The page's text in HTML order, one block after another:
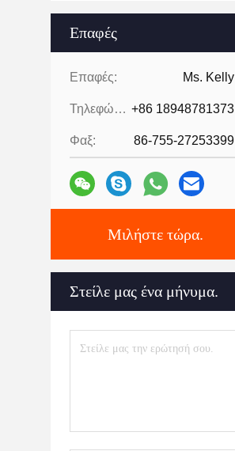
Επαφές
Επαφές: Ms. Kelly
Τηλεφώνημα: +86 18948781373
Φαξ: 86-755-27253399
Μιλήστε τώρα.
Στείλε μας ένα μήνυμα.